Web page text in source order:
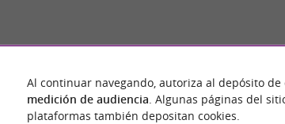
Al continuar navegando, autoriza al depósito
medición de audiencia . Algunas páginas del
plataformas también depositan cookies.